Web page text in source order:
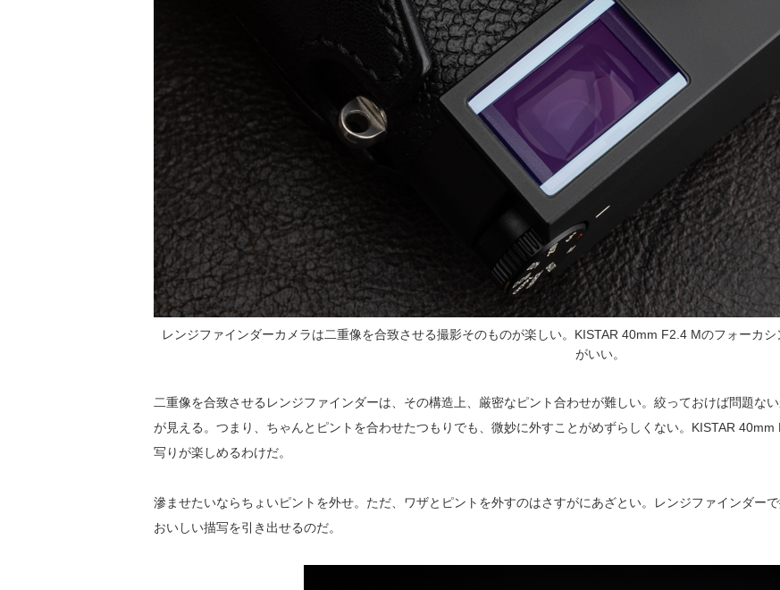
レンジファインダーカメラは二重像を合致させる撮影そのものが楽しい。KISTAR 40mm F2.4 Mのフォーカ
がいい。
二重像を合致させるレンジファインダーは、その構造上、厳密なピント合わせが難しい。絞っておけば問題な
が見える。つまり、ちゃんとピントを合わせたつもりでも、微妙に外すことがめずらしくない。KISTAR
写りが楽しめるわけだ。
滲ませたいならちょいピントを外せ。ただ、ワザとピントを外すのはさすがにあざとい。レンジファインダー
おいしい描写を引き出せるのだ。